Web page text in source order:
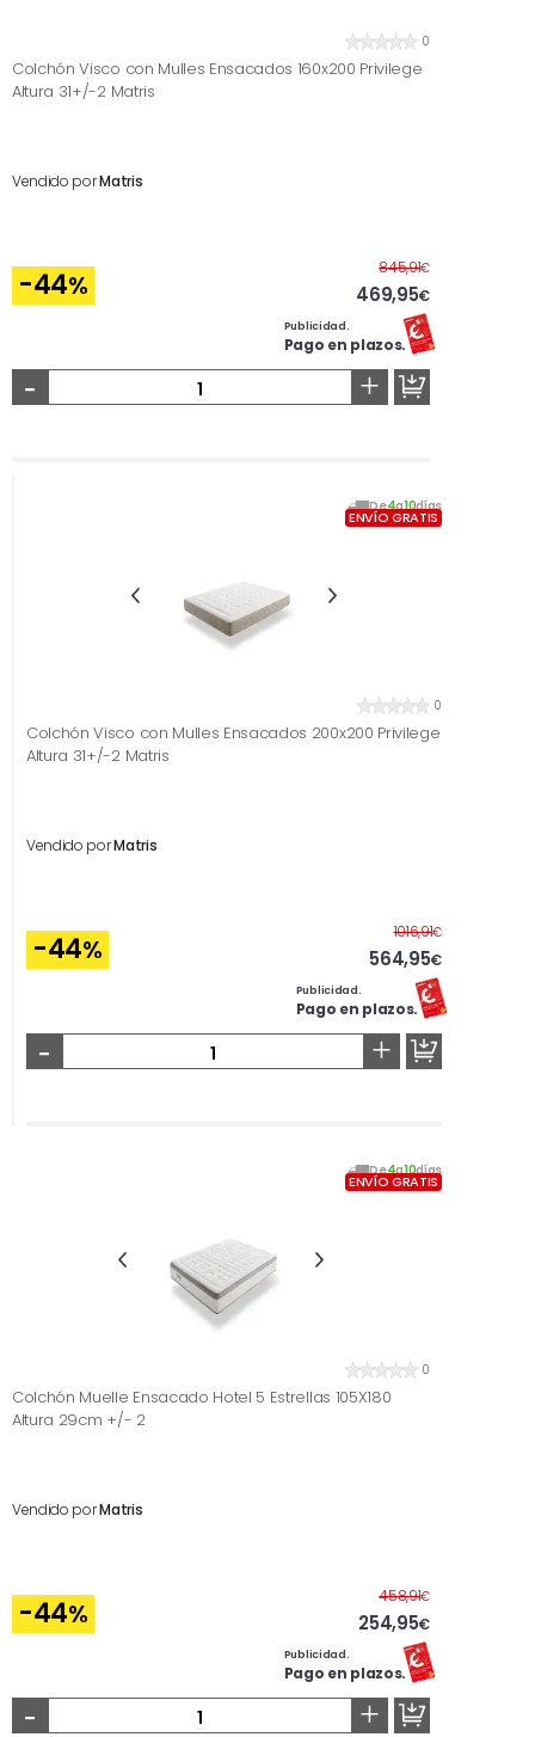
0
Colchón Visco con Mulles Ensacados 160x200 Privilege
Altura 31+/-2 Matris
Vendido porMatris
-44%
845,91€Antes
469,95€
Publicidad.
Pago en plazos.
- +
De4a10días
ENVÍO GRATIS
0
Colchón Visco con Mulles Ensacados 200x200 Privilege
Altura 31+/-2 Matris
Vendido porMatris
-44%
1016,91€Antes
564,95€
Publicidad.
Pago en plazos.
- +
De4a10días
ENVÍO GRATIS
0
Colchón Muelle Ensacado Hotel 5 Estrellas 105X180
Altura 29cm +/- 2
Vendido porMatris
-44%
458,91€Antes
254,95€
Publicidad.
Pago en plazos.
- +